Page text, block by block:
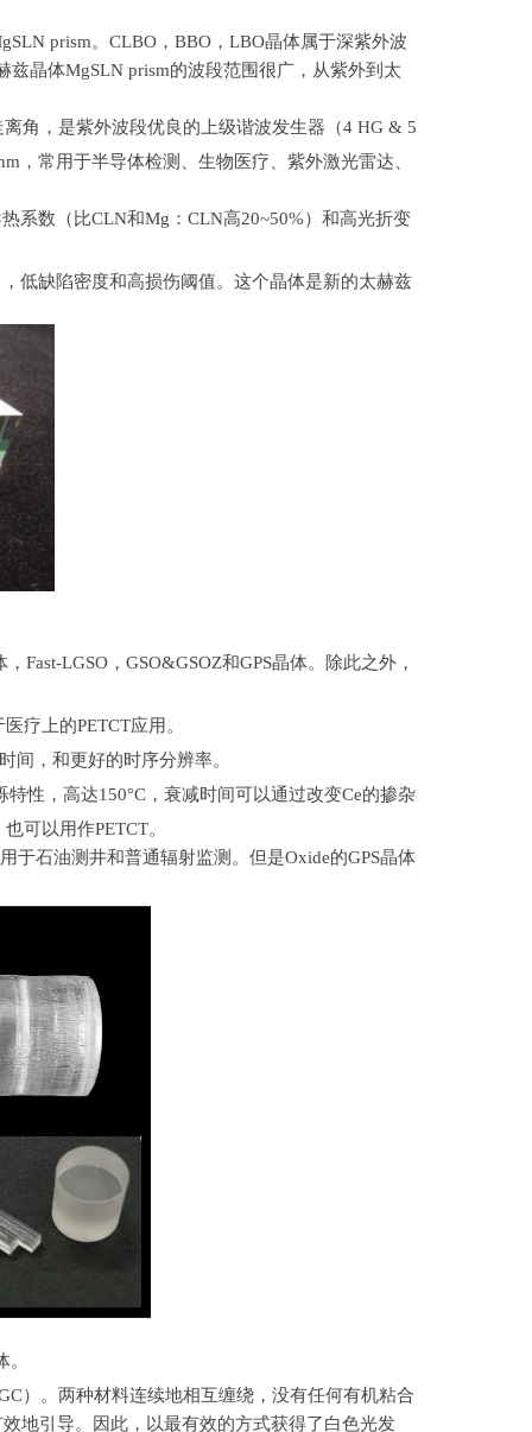
prism。CLBO，BBO，LBO晶体属于深紫外波
晶体MgSLN prism的波段范围很广，从紫外到太
角，是紫外波段优良的上级谐波发生器（4 HG & 5
，常用于半导体检测、生物医疗、紫外激光雷达、
系数（比CLN和Mg：CLN高20~50%）和高光折变
低缺陷密度和高损伤阈值。这个晶体是新的太赫兹
， Fast-LGSO ， GSO&GSOZ和GPS晶体。除此之外，
医疗上的PETCT应用。
间，和更好的时序分辨率。
特性，高达150°C ，衰减时间可以通过改变Ce的掺杂
也可以用作PETCT。
于石油测井和普通辐射监测。但是Oxide的GPS晶体
。
）。两种材料连续地相互缠绕，没有任何有机粘合
地引导。因此，以最有效的方式获得了白色光发